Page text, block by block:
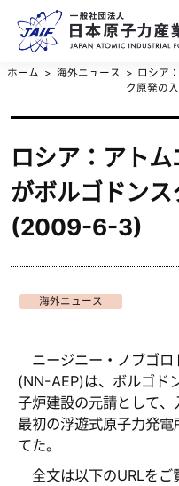
ホーム 海外ニュース
ロシア
ク原発の
ロシア：アト
がボルゴドン
(2009-6-3)
海外ニュース
ニージニー・ノブゴロ
(NN-AEP)は、ボルゴド
子炉建設の元請として、
最初の浮遊式原子力発
てた。
全文は以下のURLをご